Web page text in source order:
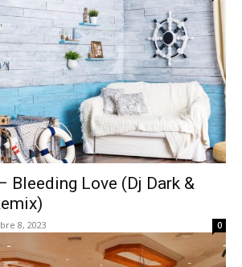
Bleeding Love (Dj Dark &
8, 2023 0